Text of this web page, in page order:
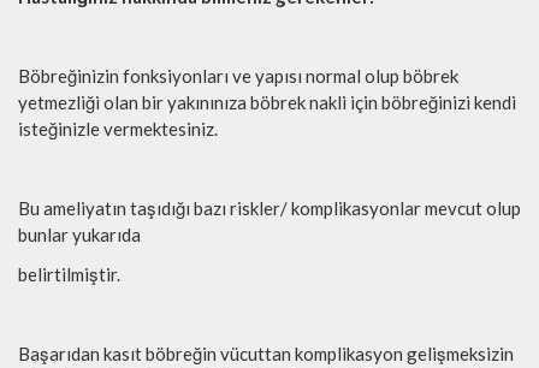
Böbreğinizin fonksiyonları ve yapısı normal olup böbrek
yetmezliği olan bir yakınınıza böbrek nakli için böbreğinizi kendi
isteğinizle vermektesiniz.
Bu ameliyatın taşıdığı bazı riskler/ komplikasyonlar mevcut olup
bunlar yukarıda
belirtilmiştir.
Başarıdan kasıt böbreğin vücuttan komplikasyon gelişmeksizin